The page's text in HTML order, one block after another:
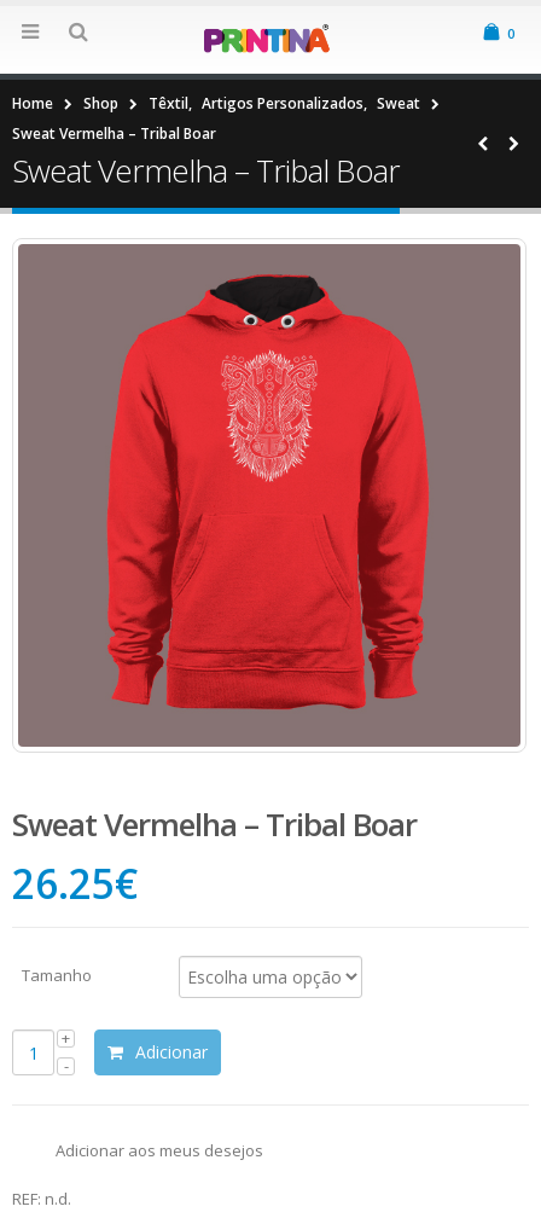
0
Home Shop Têxtil, Artigos Personalizados, Sweat
Sweat Vermelha – Tribal Boar
Sweat Vermelha – Tribal Boar
Sweat Vermelha – Tribal Boar
26.25€
Tamanho
Adicionar
Adicionar aos meus desejos
REF: n.d.